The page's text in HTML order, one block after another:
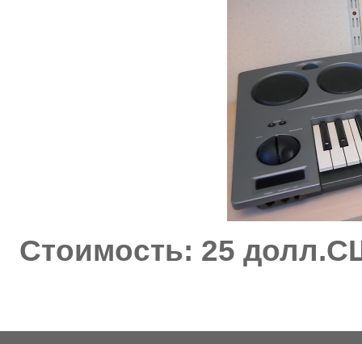
Стоимость: 25